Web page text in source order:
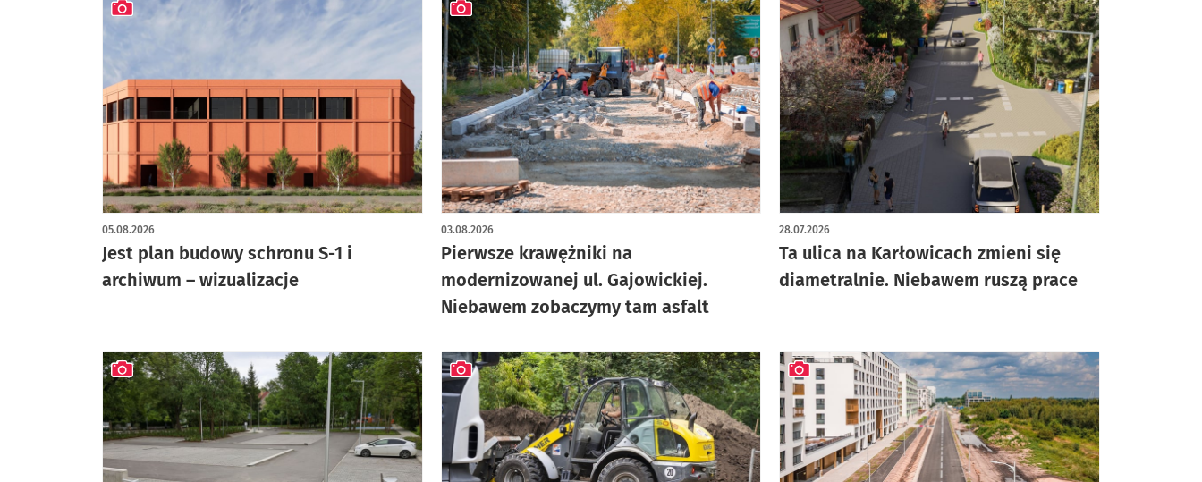
Jest plan budowy schronu S-1 i
archiwum – wizualizacje
05.08.2026
artykuł z galerią zdjęć
Pierwsze krawężniki na
modernizowanej ul. Gajowickiej.
Niebawem zobaczymy tam asfalt
03.08.2026
artykuł z galerią zdjęć
Ta ulica na Karłowicach zmieni się
diametralnie. Niebawem ruszą prace
28.07.2026